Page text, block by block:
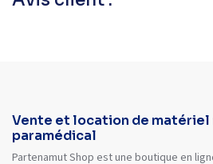
Vente et location de matériel
paramédical
Partenamut Shop est une boutique en